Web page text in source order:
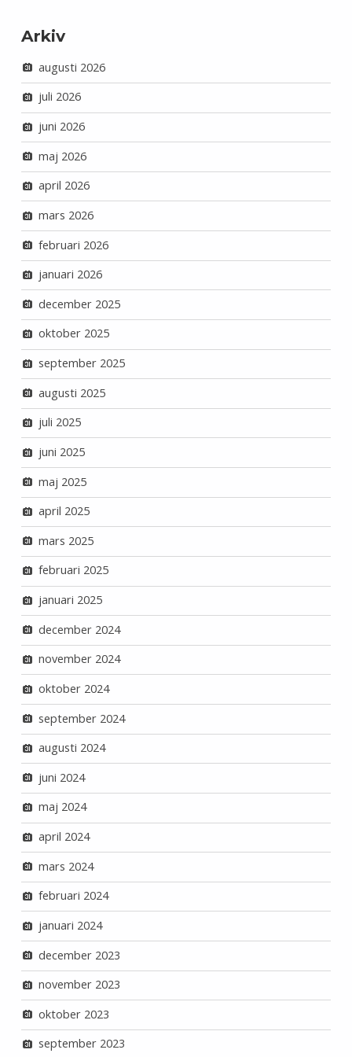
Arkiv
augusti 2026
juli 2026
juni 2026
maj 2026
april 2026
mars 2026
februari 2026
januari 2026
december 2025
oktober 2025
september 2025
augusti 2025
juli 2025
juni 2025
maj 2025
april 2025
mars 2025
februari 2025
januari 2025
december 2024
november 2024
oktober 2024
september 2024
augusti 2024
juni 2024
maj 2024
april 2024
mars 2024
februari 2024
januari 2024
december 2023
november 2023
oktober 2023
september 2023